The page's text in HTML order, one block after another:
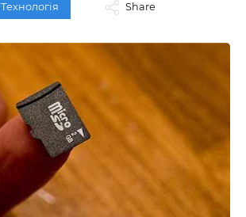
Технологія Share